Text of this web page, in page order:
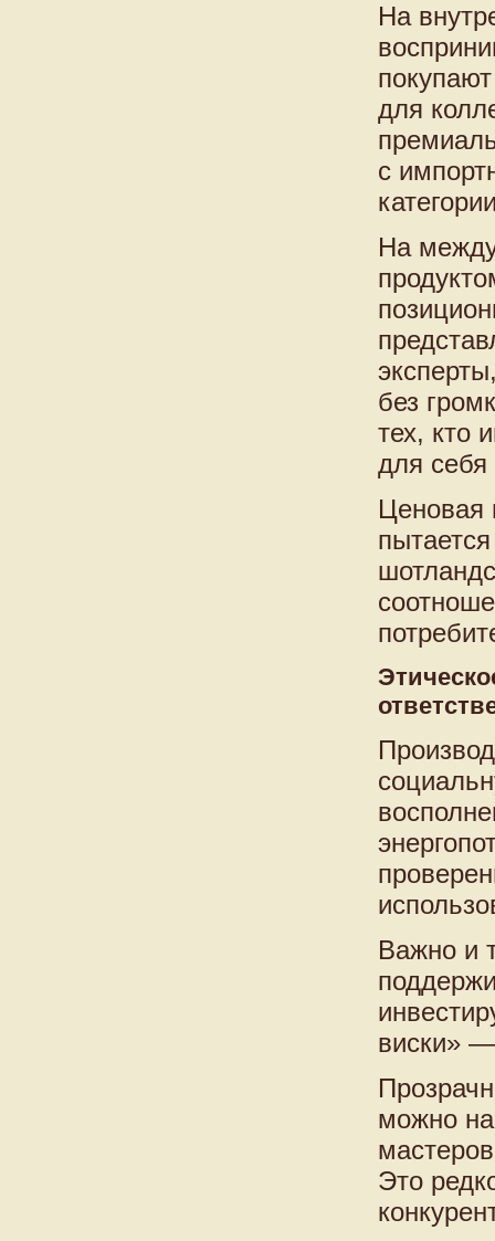
На
для
с
На
без
тех, кто
для себя
Ценовая
Важно и
виски» —
можно
Это